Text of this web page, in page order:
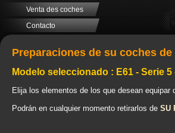
Venta des coches
Contacto
Preparaciones de su coches
Modelo seleccionado : E61 - Serie 5
Elija los elementos de los que desean equipar
Podrán en cualquier momento retirarlos de SU